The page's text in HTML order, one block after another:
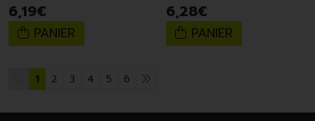
6,19€
PANIER
6,28€
PANIER
1 2 3 4 5 6